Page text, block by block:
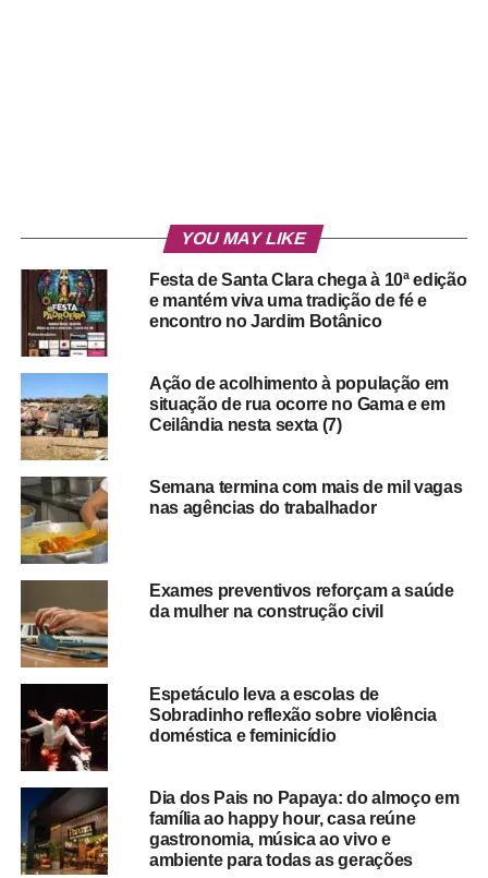
YOU MAY LIKE
Festa de Santa Clara chega à 10ª edição
e mantém viva uma tradição de fé e
encontro no Jardim Botânico
Ação de acolhimento à população em
situação de rua ocorre no Gama e em
Ceilândia nesta sexta (7)
Semana termina com mais de mil vagas
nas agências do trabalhador
Exames preventivos reforçam a saúde
da mulher na construção civil
Espetáculo leva a escolas de
Sobradinho reflexão sobre violência
doméstica e feminicídio
Dia dos Pais no Papaya: do almoço em
família ao happy hour, casa reúne
gastronomia, música ao vivo e
ambiente para todas as gerações